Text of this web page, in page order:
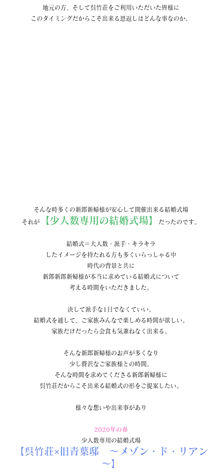
地元の方、そして呉竹荘をご利用いただいた皆様に
このタイミングだからこそ出来る恩返しはどんな事なのか。
そんな時多くの新郎新婦様が安心して開催出来る結婚式場
それが 【少人数専用の結婚式場】 だったのです。
結婚式＝大人数・派手・キラキラ
したイメージを持たれる方も多くいらっしゃる中
時代の背景と共に
新郎新郎新婦様が本当に求めている結婚式について
考える時間をいただきました。
決して派手な1日でなくていい。
結婚式を通して、ご家族みんなで楽しめる時間が欲しい。
家族だけだったら会食も気兼ねなく出来る。
そんな新郎新婦様のお声が多くなり
少し贅沢なご家族様との時間。
そんな時間を求めてくださる新郎新婦様に
呉竹荘だからこそ出来る結婚式の形をご提案したい。
様々な想いや出来事があり
2020年の春
少人数専用の結婚式場
【呉竹荘×旧青葉邸　～メゾン・ド・リアン
～】